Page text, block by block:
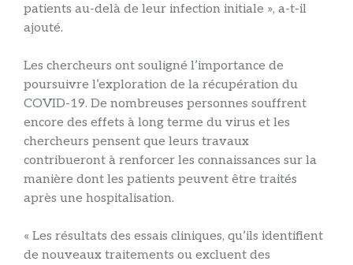
patients au-delà de leur infection initiale », a-t-il
ajouté.
Les chercheurs ont souligné l’importance de
poursuivre l’exploration de la récupération du
COVID-19. De nombreuses personnes souffrent
encore des effets à long terme du virus et les
chercheurs pensent que leurs travaux
contribueront à renforcer les connaissances sur la
manière dont les patients peuvent être traités
après une hospitalisation.
« Les résultats des essais cliniques, qu’ils identifient
de nouveaux traitements ou excluent des